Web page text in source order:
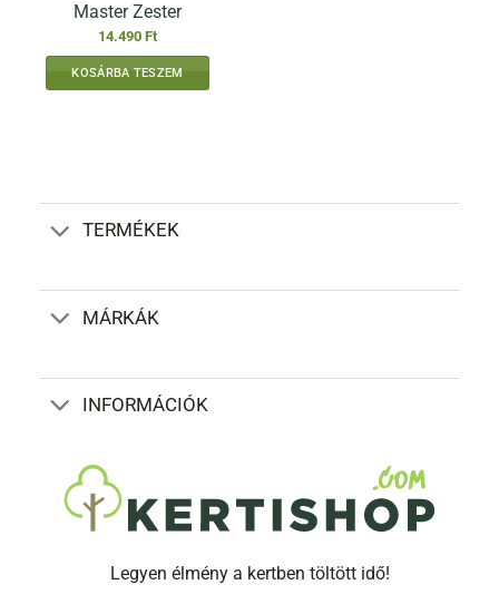
Master Zester
14.490 Ft
KOSÁRBA TESZEM
TERMÉKEK
MÁRKÁK
INFORMÁCIÓK
Legyen élmény a kertben töltött idő!